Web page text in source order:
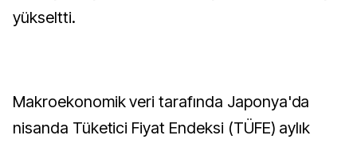
yükseltti.
Makroekonomik veri tarafında Japonya'da
nisanda Tüketici Fiyat Endeksi (TÜFE) aylık